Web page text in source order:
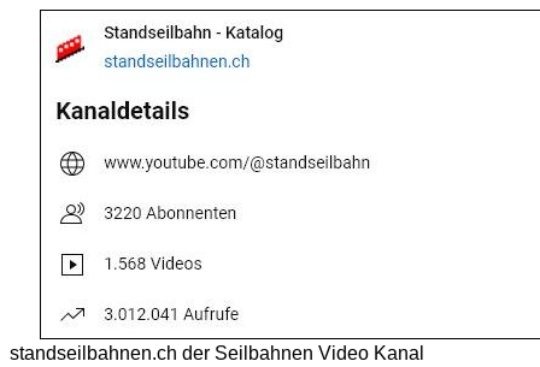
standseilbahnen.ch der Seilbahnen Video Kanal